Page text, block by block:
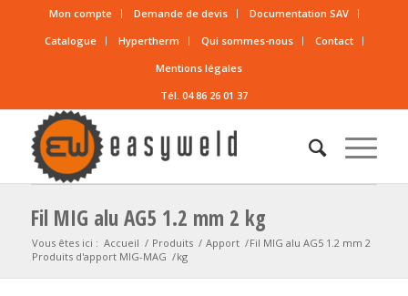
Mon compte Demande de devis
Documentation SAV
Catalogue
Hypertherm Qui sommes-nous
Contact
Mentions légales
Tél. 04 86 26 01 37
Fil MIG alu AG5 1.2 mm 2 kg
Vous êtes ici : Accueil / Produits / Apport /
Produits d'apport MIG-MAG /
Fil MIG alu AG5 1.2 mm 2
kg